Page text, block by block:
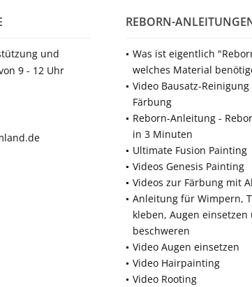
und
9 - 12 Uhr
REBORN-
Was ist eigentlich
welches Material
Video Bausatz-
Färbung
Reborn-Anleitung -
in 3 Minuten
Ultimate Fusion Painting
Videos Genesis Painting
Videos zur Färbung mit
Anleitung für Wimpern,
kleben, Augen
beschweren
Video Augen einsetzen
Video Hairpainting
Video Rooting